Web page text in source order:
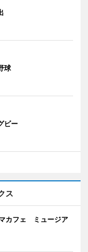
球
ビー
ス
カフェ ミュージア